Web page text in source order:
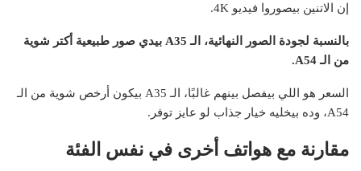
إن الاتنين بيصوروا فيديو 4K.
بالنسبة لجودة الصور النهائية، الـ A35 بيدي صور طبيعية أكتر شوية
من الـ A54.
السعر هو اللي بيفصل بينهم غالبًا، الـ A35 بيكون أرخص شوية من الـ
A54، وده بيخليه خيار جذاب لو عايز توفر.
مقارنة مع هواتف أخرى في نفس الفئة